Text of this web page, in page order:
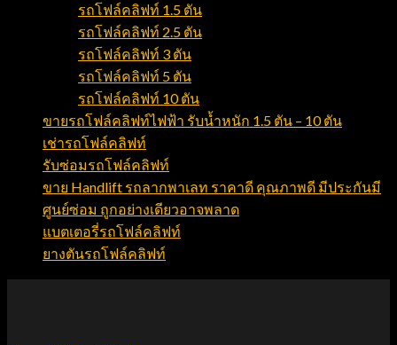
รถโฟล์คลิฟท์ 1.5 ตัน
รถโฟล์คลิฟท์ 2.5 ตัน
รถโฟล์คลิฟท์ 3 ตัน
รถโฟล์คลิฟท์ 5 ตัน
รถโฟล์คลิฟท์ 10 ตัน
ขายรถโฟล์คลิฟท์ไฟฟ้า รับน้ำหนัก 1.5 ตัน – 10 ตัน
เช่ารถโฟล์คลิฟท์
รับซ่อมรถโฟล์คลิฟท์
ขาย Handlift รถลากพาเลท ราคาดี คุณภาพดี มีประกันมี
ศูนย์ซ่อม ถูกอย่างเดียวอาจพลาด
แบตเตอรี่รถโฟล์คลิฟท์
ยางตันรถโฟล์คลิฟท์